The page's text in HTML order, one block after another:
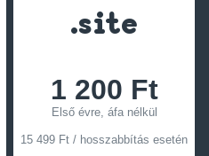
.site
1 200 Ft
Első évre, áfa nélkül
15 499 Ft / hosszabbítás esetén